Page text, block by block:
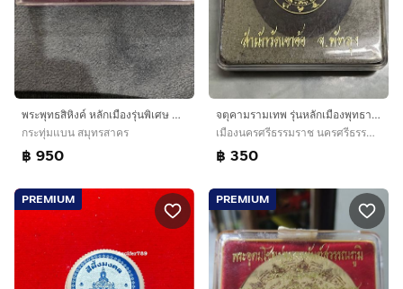
พระพุทธสิหิงค์ หลักเมืองรุ่นพิเศษ ๙ รอบ ๙ พิธี ๑๐๘ ท่านขุนพันธุ์
กระทุ่มแบน สมุทรสาคร
฿ 950
จตุคามรามเทพ รุ่นหลักเมืองพุทธาคมเขาอ้อ ปี พ.ศ. 2549 สำนักวัดเขาอ้อ จังหวัดพัทลุง
เมืองนครศรีธรรมราช นครศรีธรรมราช
฿ 350
PREMIUM PREMIUM